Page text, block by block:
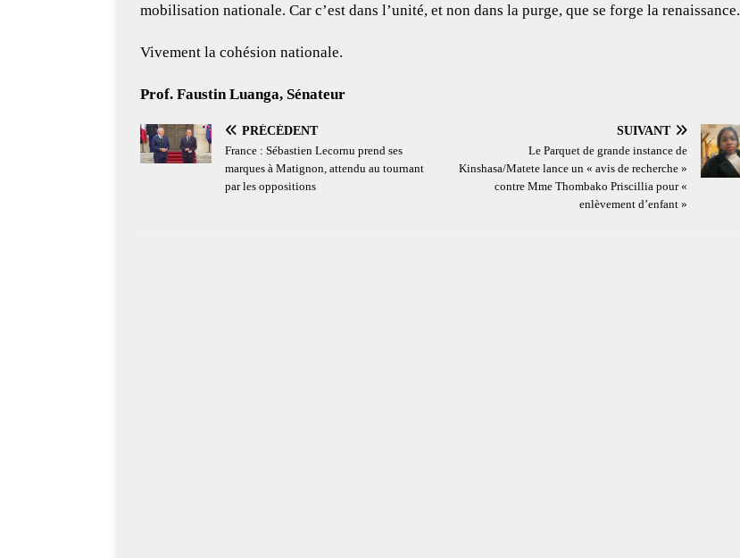
mobilisation nationale. Car c’est dans l’unité, et non dans la purge, que se forge la renaissance.
Vivement la cohésion nationale.
Prof. Faustin Luanga, Sénateur
PRÉCÉDENT
France : Sébastien Lecornu prend ses
marques à Matignon, attendu au tournant
par les oppositions
SUIVANT
Le Parquet de grande instance de
Kinshasa/Matete lance un « avis de recherche »
contre Mme Thombako Priscillia pour «
enlèvement d’enfant »